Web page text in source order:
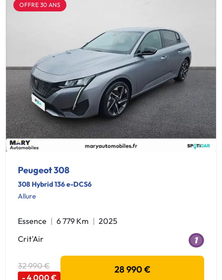
OFFRE 30 ANS
Peugeot 308
308 Hybrid 136 e-DCS6
Allure
Essence 6 779 Km
2025
Crit'Air
32 990 €
- 4 000 €
28 990 €